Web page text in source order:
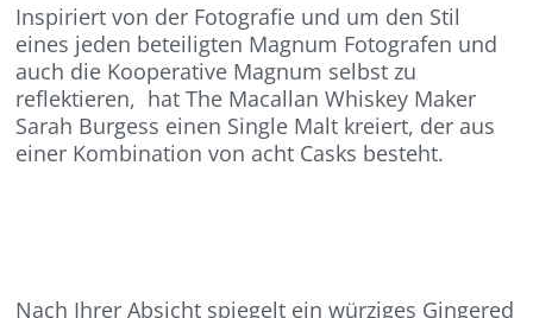
Inspiriert von der Fotografie und um den Stil
eines jeden beteiligten Magnum Fotografen und
auch die Kooperative Magnum selbst zu
reflektieren, hat The Macallan Whiskey Maker
Sarah Burgess einen Single Malt kreiert, der aus
einer Kombination von acht Casks besteht.
Nach Ihrer Absicht spiegelt ein würziges Gingered